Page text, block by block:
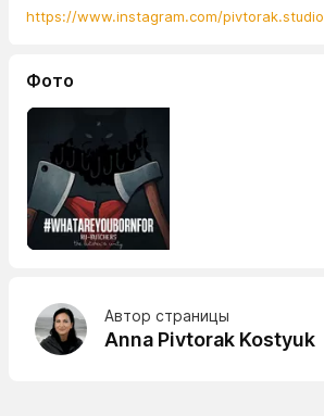
https://www.instagram.com/pivtorak.studio
Фото
Автор страницы
Anna Pivtorak Kostyuk